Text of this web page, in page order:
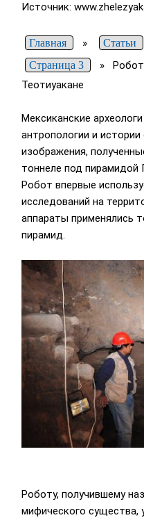
Источник:
Главная » Статьи
Страница 3 »
Теотиуакане
Мексиканские
антропологии и
изображения,
тоннеле под пирамидой
Робот впервые
исследований на
аппараты применялись
пирамид.
Роботу, получившему
мифического существа,